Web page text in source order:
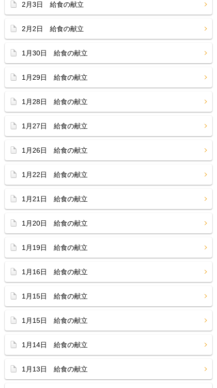
2月3日 給食の献立
2月2日 給食の献立
1月30日 給食の献立
1月29日 給食の献立
1月28日 給食の献立
1月27日 給食の献立
1月26日 給食の献立
1月22日 給食の献立
1月21日 給食の献立
1月20日 給食の献立
1月19日 給食の献立
1月16日 給食の献立
1月15日 給食の献立
1月15日 給食の献立
1月14日 給食の献立
1月13日 給食の献立